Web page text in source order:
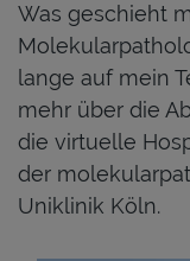
Was geschieht
lange auf mein
mehr über die
die virtuelle
der
Uniklinik Köln.